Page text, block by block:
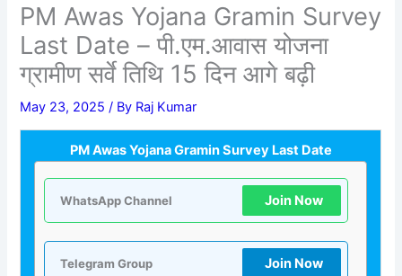
PM Awas Yojana Gramin Survey
Last Date – पी.एम.आवास योजना
ग्रामीण सर्वे तिथि 15 दिन आगे बढ़ी
May 23, 2025/ By Raj Kumar
PM Awas Yojana Gramin Survey Last Date
WhatsApp Channel Join Now
Telegram Group Join Now